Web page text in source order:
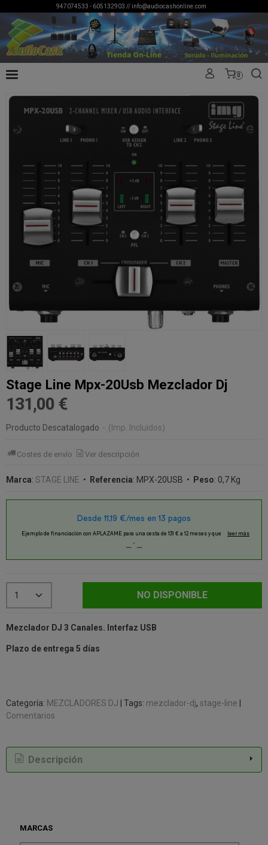
947074533 - 605132903 // info@audiocashonline.com
0
MARCAS
Stage Line Mpx-20Usb Mezclador Dj
131,00 €
Producto Descatalogado - (Imp. Incluidos)
Costes de envío Ver descripción
Marca: STAGE LINE • Referencia: MPX-20USB • Peso: 0,7 Kg
NO DISPONIBLE
Mezclador DJ 3 Canales. Interfaz USB
Plazo de entrega 5 días
Categoría: MEZCLADORES DJ Tags: mezclador-dj stage-line
Comentarios
Descripción